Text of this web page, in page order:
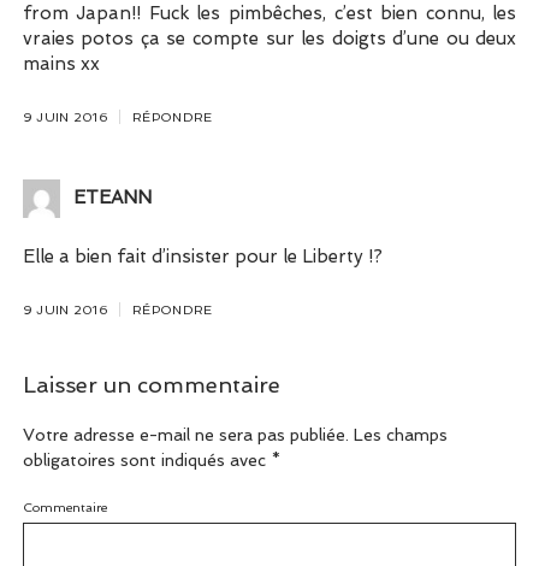
from Japan!! Fuck les pimbêches, c’est bien connu, les
vraies potos ça se compte sur les doigts d’une ou deux
mains xx
9 JUIN 2016 RÉPONDRE
ETEANN
Elle a bien fait d’insister pour le Liberty !?
9 JUIN 2016 RÉPONDRE
Laisser un commentaire
Votre adresse e-mail ne sera pas publiée. Les champs
obligatoires sont indiqués avec *
Commentaire